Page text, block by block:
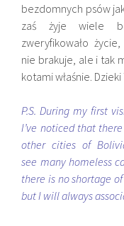
bezdomnych psów
zaś żyje wiele
zweryfikowało
nie brakuje, ale i tak
kotami właśnie.
P.S. During my first
I’ve noticed that
other cities of
see many homeless
there is no shortage
but I will always